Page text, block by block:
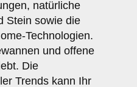
natürliche
Stein sowie die
Technologien.
und offene
Die
Trends kann Ihr